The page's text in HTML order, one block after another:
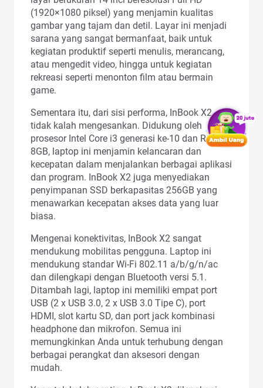
(1920×1080 piksel) yang menjamin kualitas
gambar yang tajam dan detil. Layar ini menjadi
sarana yang sangat bermanfaat, baik untuk
kegiatan produktif seperti menulis, merancang,
atau mengedit video, hingga untuk kegiatan
rekreasi seperti menonton film atau bermain
game.
Sementara itu, dari sisi performa, InBook X2
tidak kalah mengesankan. Didukung oleh
prosesor Intel Core i3 generasi ke-10 dan RAM
8GB, laptop ini menjamin kelancaran dan
kecepatan dalam menjalankan berbagai aplikasi
dan program. InBook X2 juga menyediakan
penyimpanan SSD berkapasitas 256GB yang
menawarkan kecepatan akses data yang luar
biasa.
Mengenai konektivitas, InBook X2 sangat
mendukung mobilitas pengguna. Laptop ini
mendukung standar Wi-Fi 802.11 a/b/g/n/ac
dan dilengkapi dengan Bluetooth versi 5.1.
Ditambah lagi, laptop ini memiliki empat port
USB (2 x USB 3.0, 2 x USB 3.0 Tipe C), port
HDMI, slot kartu SD, dan port jack kombinasi
headphone dan mikrofon. Semua ini
memungkinkan Anda untuk terhubung dengan
berbagai perangkat dan aksesori dengan
mudah.